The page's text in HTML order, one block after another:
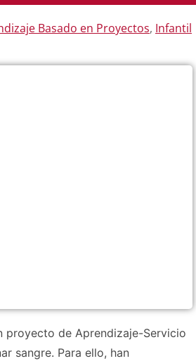
Basado en Proyectos, Infantil
proyecto de Aprendizaje-Servicio
sangre. Para ello, han